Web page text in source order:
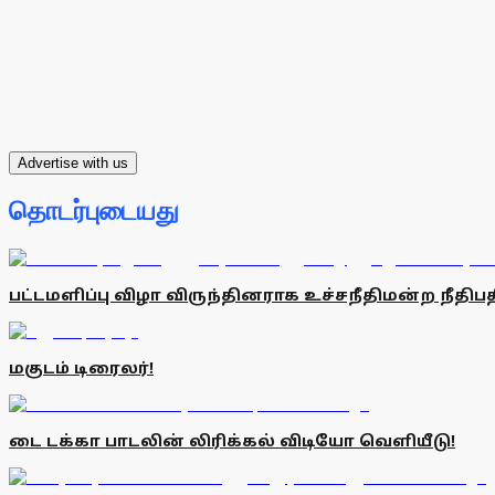
Advertise with us
தொடர்புடையது
பட்டமளிப்பு விழா விருந்தினராக உச்சநீதிமன்ற
மகுடம் டிரைலர்!
டை டக்கா பாடலின் லிரிக்கல் விடியோ வெளியீடு!